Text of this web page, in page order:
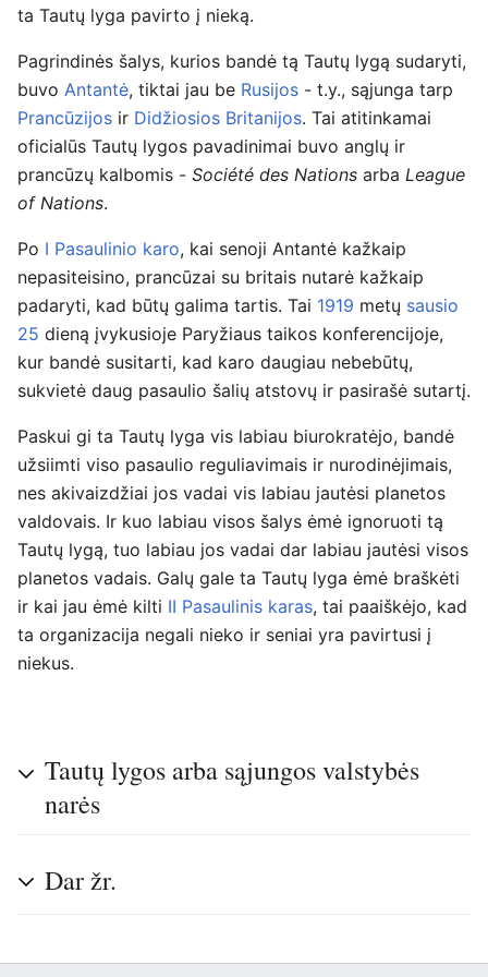
ta Tautų lyga pavirto į nieką.
Pagrindinės šalys, kurios bandė tą Tautų lygą sudaryti,
buvo Antantė, tiktai jau be Rusijos - t.y., sąjunga tarp
Prancūzijos ir Didžiosios Britanijos. Tai atitinkamai
oficialūs Tautų lygos pavadinimai buvo anglų ir
prancūzų kalbomis - Société des Nations arba League
of Nations.
Po I Pasaulinio karo, kai senoji Antantė kažkaip
nepasiteisino, prancūzai su britais nutarė kažkaip
padaryti, kad būtų galima tartis. Tai 1919 metų sausio
25 dieną įvykusioje Paryžiaus taikos konferencijoje,
kur bandė susitarti, kad karo daugiau nebebūtų,
sukvietė daug pasaulio šalių atstovų ir pasirašė sutartį.
Paskui gi ta Tautų lyga vis labiau biurokratėjo, bandė
užsiimti viso pasaulio reguliavimais ir nurodinėjimais,
nes akivaizdžiai jos vadai vis labiau jautėsi planetos
valdovais. Ir kuo labiau visos šalys ėmė ignoruoti tą
Tautų lygą, tuo labiau jos vadai dar labiau jautėsi visos
planetos vadais. Galų gale ta Tautų lyga ėmė braškėti
ir kai jau ėmė kilti II Pasaulinis karas, tai paaiškėjo, kad
ta organizacija negali nieko ir seniai yra pavirtusi į
niekus.
Tautų lygos arba sąjungos valstybės
narės
Dar žr.